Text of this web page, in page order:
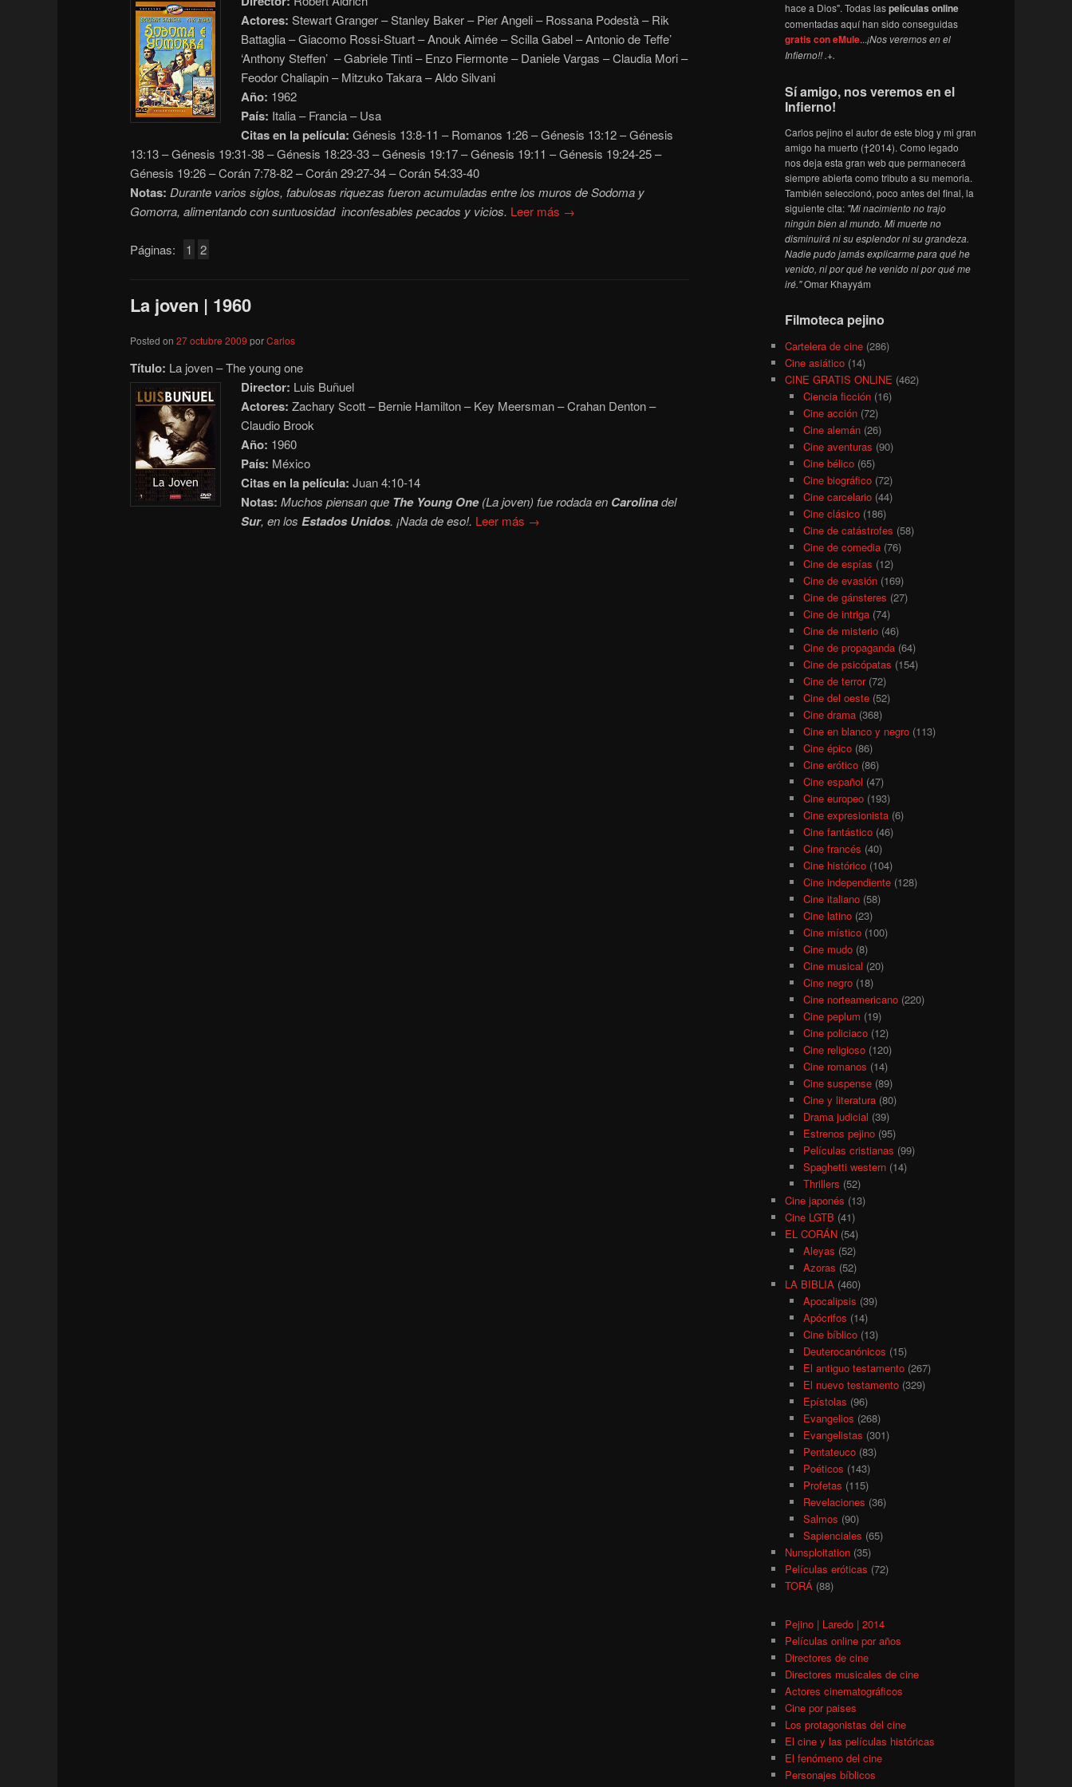
Actores: Stewart Granger – Stanley Baker – Pier Angeli – Rossana Podestà – Rik
Battaglia – Giacomo Rossi-Stuart – Anouk Aimée – Scilla Gabel – Antonio de Teffe’
‘Anthony Steffen’ – Gabriele Tinti – Enzo Fiermonte – Daniele Vargas – Claudia Mori –
Feodor Chaliapin – Mitzuko Takara – Aldo Silvani
Año: 1962
País: Italia – Francia – Usa
Citas en la película: Génesis 13:8-11 – Romanos 1:26 – Génesis 13:12 – Génesis
13:13 – Génesis 19:31-38 – Génesis 18:23-33 – Génesis 19:17 – Génesis 19:11 – Génesis 19:24-25 –
Génesis 19:26 – Corán 7:78-82 – Corán 29:27-34 – Corán 54:33-40
Notas:Durante varios siglos, fabulosas riquezas fueron acumuladas entre los muros de Sodoma y
Gomorra, alimentando con suntuosidad inconfesables pecados y vicios. Leer más →
Páginas: 1 2
La joven | 1960
Posted on27 octubre 2009 porCarlos
Título: La joven – The young one
Director: Luis Buñuel
Actores: Zachary Scott – Bernie Hamilton – Key Meersman – Crahan Denton –
Claudio Brook
Año: 1960
País: México
Citas en la película: Juan 4:10-14
Notas: Muchos piensan que The Young One(La joven) fue rodada en Carolinadel
Sur, en los Estados Unidos. ¡Nada de eso!. Leer más →
hace a Dios". Todas laspelículas online
comentadas aquí han sido conseguidas
gratis con eMule...¡Nos veremos en el
Infierno!! .+.
Sí amigo, nos veremos en el
Infierno!
Carlos pejino el autor de este blog y mi gran
amigo ha muerto (†2014). Como legado
nos deja esta gran web que permanecerá
siempre abierta como tributo a su memoria.
También seleccionó, poco antes del final, la
siguiente cita: "Mi nacimiento no trajo
ningún bien al mundo. Mi muerte no
disminuirá ni su esplendor ni su grandeza.
Nadie pudo jamás explicarme para qué he
venido, ni por qué he venido ni por qué me
iré."Omar Khayyám
Filmoteca pejino
Cartelera de cine (286)
Cine asiático (14)
CINE GRATIS ONLINE (462)
Ciencia ficción(16)
Cine acción(72)
Cine alemán(26)
Cine aventuras (90)
Cine bélico(65)
Cine biográfico(72)
Cine carcelario(44)
Cine clásico(186)
Cine de catástrofes (58)
Cine de comedia(76)
Cine de espías (12)
Cine de evasión(169)
Cine de gánsteres (27)
Cine de intriga(74)
Cine de misterio(46)
Cine de propaganda(64)
Cine de psicópatas (154)
Cine de terror(72)
Cine del oeste(52)
Cine drama(368)
Cine en blanco y negro(113)
Cine épico(86)
Cine erótico(86)
Cine español (47)
Cine europeo(193)
Cine expresionista(6)
Cine fantástico(46)
Cine francés (40)
Cine histórico(104)
Cine independiente(128)
Cine italiano(58)
Cine latino(23)
Cine místico(100)
Cine mudo(8)
Cine musical (20)
Cine negro(18)
Cine norteamericano(220)
Cine peplum (19)
Cine policiaco(12)
Cine religioso(120)
Cine romanos (14)
Cine suspense(89)
Cine y literatura(80)
Drama judicial (39)
Estrenos pejino(95)
Películas cristianas (99)
Spaghetti western(14)
Thrillers (52)
Cine japonés (13)
Cine LGTB (41)
EL CORÁN (54)
Aleyas (52)
Azoras (52)
LA BIBLIA (460)
Apocalipsis (39)
Apócrifos (14)
Cine bíblico(13)
Deuterocanónicos (15)
El antiguo testamento(267)
El nuevo testamento(329)
Epístolas (96)
Evangelios (268)
Evangelistas (301)
Pentateuco(83)
Poéticos (143)
Profetas (115)
Revelaciones (36)
Salmos (90)
Sapienciales (65)
Nunsploitation (35)
Películas eróticas (72)
TORÁ (88)
Pejino | Laredo | 2014
Películas online por años
Directores de cine
Directores musicales de cine
Actores cinematográficos
Cine por paises
Los protagonistas del cine
El cine y las películas históricas
El fenómeno del cine
Personajes bíblicos